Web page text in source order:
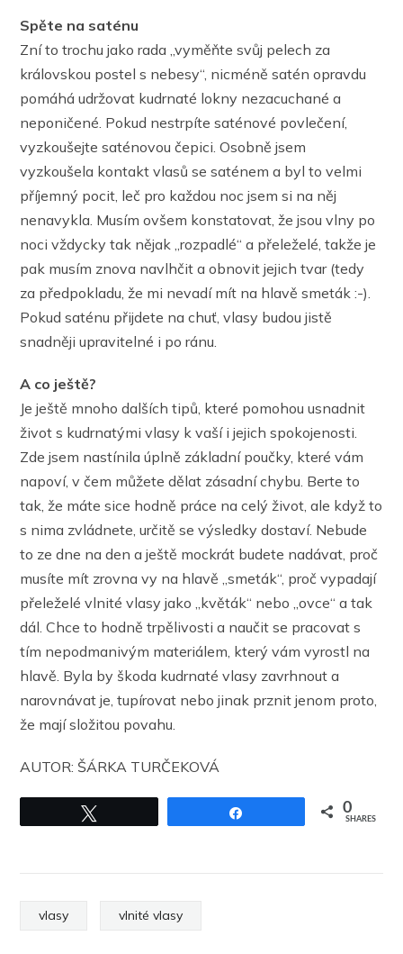
Spěte na saténu
Zní to trochu jako rada ,,vyměňte svůj pelech za
královskou postel s nebesy“, nicméně satén opravdu
pomáhá udržovat kudrnaté lokny nezacuchané a
neponičené. Pokud nestrpíte saténové povlečení,
vyzkoušejte saténovou čepici. Osobně jsem
vyzkoušela kontakt vlasů se saténem a byl to velmi
příjemný pocit, leč pro každou noc jsem si na něj
nenavykla. Musím ovšem konstatovat, že jsou vlny po
noci vždycky tak nějak ,,rozpadlé“ a přeleželé, takže je
pak musím znova navlhčit a obnovit jejich tvar (tedy
za předpokladu, že mi nevadí mít na hlavě smeták :-).
Pokud saténu přijdete na chuť, vlasy budou jistě
snadněji upravitelné i po ránu.
A co ještě?
Je ještě mnoho dalších tipů, které pomohou usnadnit
život s kudrnatými vlasy k vaší i jejich spokojenosti.
Zde jsem nastínila úplně základní poučky, které vám
napoví, v čem můžete dělat zásadní chybu. Berte to
tak, že máte sice hodně práce na celý život, ale když to
s nima zvládnete, určitě se výsledky dostaví. Nebude
to ze dne na den a ještě mockrát budete nadávat, proč
musíte mít zrovna vy na hlavě ,,smeták“, proč vypadají
přeleželé vlnité vlasy jako ,,květák“ nebo ,,ovce“ a tak
dál. Chce to hodně trpělivosti a naučit se pracovat s
tím nepodmanivým materiálem, který vám vyrostl na
hlavě. Byla by škoda kudrnaté vlasy zavrhnout a
narovnávat je, tupírovat nebo jinak prznit jenom proto,
že mají složitou povahu.
AUTOR: ŠÁRKA TURČEKOVÁ
0
SHARES
vlasy vlnité vlasy